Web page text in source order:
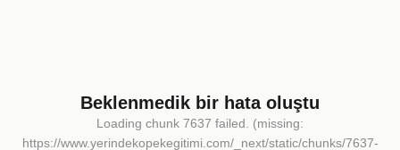
Beklenmedik bir hata oluştu
Loading chunk 7637 failed. (missing:
https://www.yerindekopekegitimi.com/_next/static/chunks/7637-